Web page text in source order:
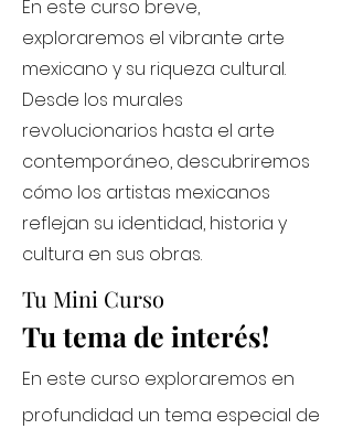
En este curso breve,
exploraremos el vibrante arte
mexicano y su riqueza cultural.
Desde los murales
revolucionarios hasta el arte
contemporáneo, descubriremos
cómo los artistas mexicanos
reflejan su identidad, historia y
cultura en sus obras.
Tu Mini Curso
Tu tema de interés!
En este curso exploraremos en
profundidad un tema especial de